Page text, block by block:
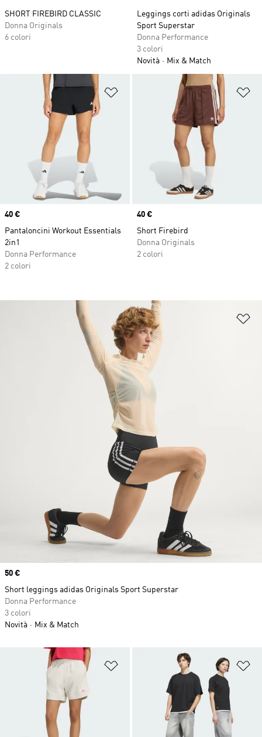
SHORT FIREBIRD CLASSIC
Donna Originals
6 colori
Leggings corti adidas Originals
Sport Superstar
Donna Performance
3 colori
Novità
Mix & Match
Aggiungi alla lista dei desideri
Price
40 €
Pantaloncini Workout Essentials
2in1
Donna Performance
2 colori
Price
40 €
Short Firebird
Donna Originals
2 colori
Aggiungi alla lista dei desideri
Price
50 €
Short leggings adidas Originals Sport Superstar
Donna Performance
3 colori
Novità
Mix & Match